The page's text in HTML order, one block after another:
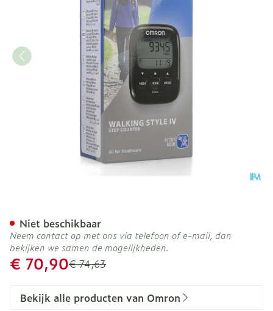
Adviesprijs
€ 74,63
Promotie prijs
€ 70,90
Niet beschikbaar
Neem contact op met ons via telefoon of e-mail, dan
bekijken we samen de mogelijkheden.
Bekijk alle producten van Omron